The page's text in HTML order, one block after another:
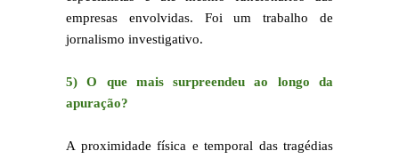
empresas envolvidas. Foi um trabalho de
jornalismo investigativo.
5) O que mais surpreendeu ao longo da
apuração?
A proximidade física e temporal das tragédias